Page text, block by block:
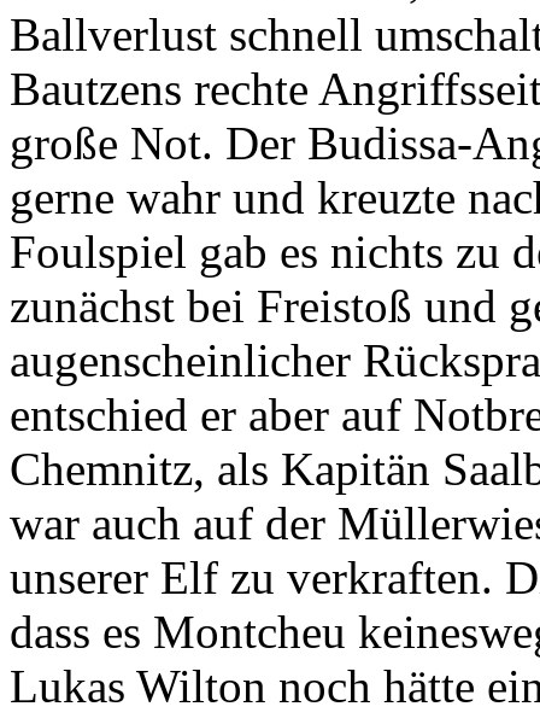
Ballverlust schnell
Bautzens rechte
große Not. Der Budissa-
gerne wahr und kreuzte
Foulspiel gab es nichts zu
zunächst bei Freistoß und
augenscheinlicher
entschied er aber auf
Chemnitz, als Kapitän
war auch auf der
unserer Elf zu verkraften.
dass es Montcheu
Lukas Wilton noch hätte